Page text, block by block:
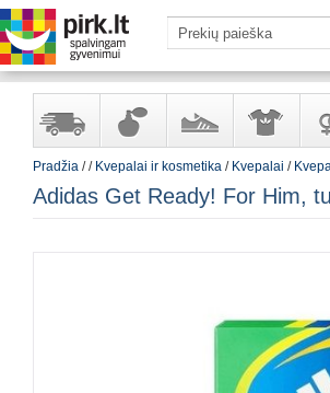
sandėlyjeir
kosmetika
ir
aksesuarai
Pradžia // Kvepalai ir kosmetika / Kvepalai /
Adidas Get Ready! For Him,